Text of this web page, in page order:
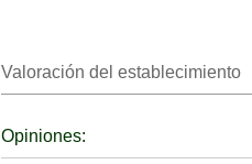
Valoración del establecimiento
Opiniones: